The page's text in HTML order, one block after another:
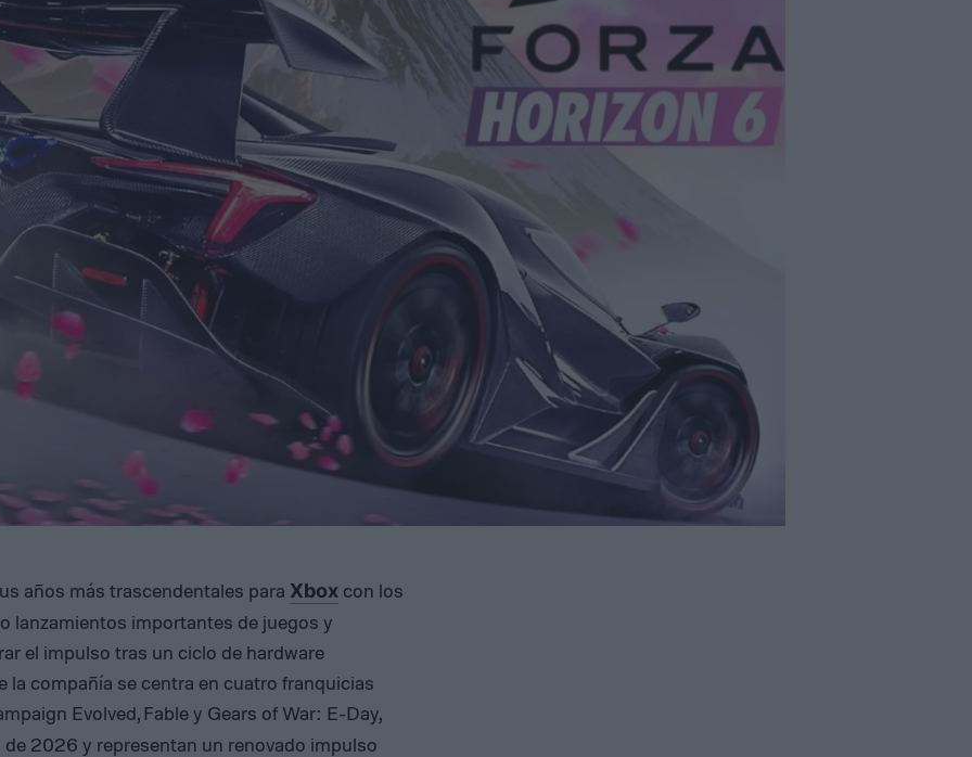
años más trascendentales para Xbox con los
lanzamientos importantes de juegos y
el impulso tras un ciclo de hardware
la compañía se centra en cuatro franquicias
Evolved, Fable y Gears of War: E-Day,
2026 y representan un renovado impulso